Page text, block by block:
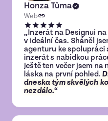
Honza Tůma
Web
„Inzerát na Designui
v ideální čas. Sháněl
agenturu ke spolupráci
inzerát s nabídkou
Ještě ten večer jsem na
láska na první pohled.
dneska tým skvělých
nezdálo.“